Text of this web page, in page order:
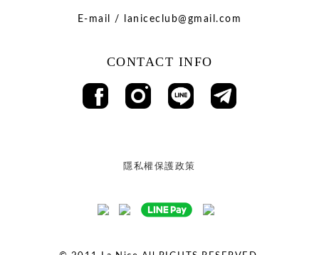
E-mail / laniceclub@gmail.com
CONTACT INFO
隱私權保護政策